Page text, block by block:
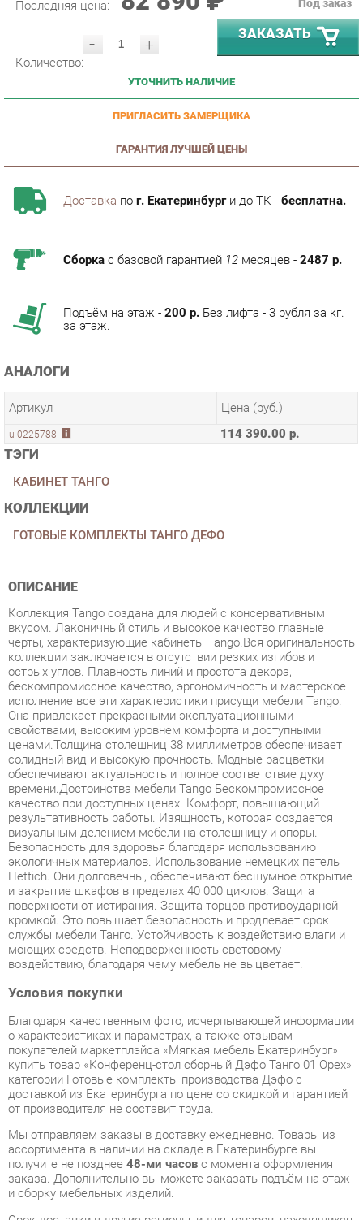
- ЗАКАЗАТЬ
УТОЧНИТЬ НАЛИЧИЕ
ПРИГЛАСИТЬ ЗАМЕРЩИКА
ГАРАНТИЯ ЛУЧШЕЙ ЦЕНЫ
Доставкапог. Екатеринбурги до ТК -бесплатна.
АНАЛОГИ
Артикул
u-0225788 114 390.00 р.
ТЭГИ
КАБИНЕТ ТАНГО
КОЛЛЕКЦИИ
ГОТОВЫЕ КОМПЛЕКТЫ ТАНГО ДЕФО
ОПИСАНИЕ
вкусом. Лаконичный стиль и высокое качество главные
черты, характеризующие кабинеты Tango.Вся оригинальность
коллекции заключается в отсутствии резких изгибов и
острых углов. Плавность линий и простота декора,
бескомпромиссное качество, эргономичность и мастерское
исполнение все эти характеристики присущи мебели Tango.
Она привлекает прекрасными эксплуатационными
свойствами, высоким уровнем комфорта и доступными
ценами.Толщина столешниц 38 миллиметров обеспечивает
солидный вид и высокую прочность. Модные расцветки
обеспечивают актуальность и полное соответствие духу
времени.Достоинства мебели Tango Бескомпромиссное
качество при доступных ценах. Комфорт, повышающий
результативность работы. Изящность, которая создается
визуальным делением мебели на столешницу и опоры.
Безопасность для здоровья благодаря использованию
экологичных материалов. Использование немецких петель
Hettich. Они долговечны, обеспечивают бесшумное открытие
и закрытие шкафов в пределах 40 000 циклов. Защита
поверхности от истирания. Защита торцов противоударной
кромкой. Это повышает безопасность и продлевает срок
службы мебели Танго. Устойчивость к воздействию влаги и
моющих средств. Неподверженность световому
воздействию, благодаря чему мебель не выцветает.
Условия покупки
Благодаря качественным фото, исчерпывающей информации
о характеристиках и параметрах, а также отзывам
купить товар «Конференц-стол сборный Дэфо Танго 01 Орех»
доставкой из Екатеринбурга по цене со скидкой и гарантией
от производителя не составит труда.
Мы отправляем заказы в доставку ежедневно. Товары из
ассортимента в наличии на складе в Екатеринбурге вы
получите не позднее48-ми часов с момента оформления
заказа. Дополнительно вы можете заказать подъём на этаж
Срок доставки в другие регионы, и для товаров, находящихся
на складах производителей, рассчитывается индивидуально.
Уточнить наличие, срок и стоимость доставки вы можете
через формуобратной связи.
В любой момент до передачи заказа в доставку, а также в